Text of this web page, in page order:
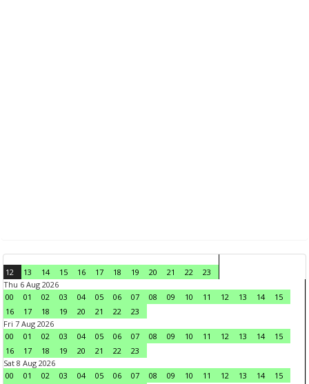
12 13 14 15 16 17 18 19 20 21 22
23
Thu 6 Aug 2026
00
01 02 03 04 05 06 07 08 09 10 11 12 13 14
15
16
17 18 19 20 21 22
23
Fri 7 Aug 2026
00
01 02 03 04 05 06 07 08 09 10 11 12 13 14
15
16
17 18 19 20 21 22
23
Sat 8 Aug 2026
00
01 02 03 04 05 06 07 08 09 10 11 12 13 14
15